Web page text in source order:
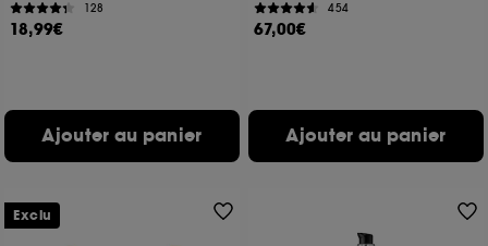
128
18,99€
Ajouter au panier
454
67,00€
Ajouter au panier
Exclu